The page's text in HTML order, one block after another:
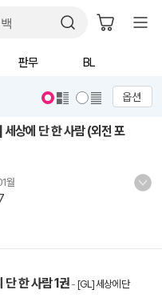
판무 BL
옵션
상에 단 한 사람 (외전 포
월
한 사람 1권 - [GL] 세상에 단